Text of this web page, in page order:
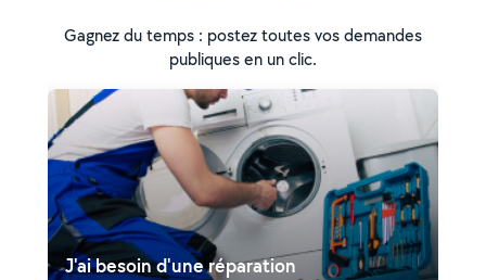
Gagnez du temps : postez toutes vos demandes
publiques en un clic.
J'ai besoin d'une réparation